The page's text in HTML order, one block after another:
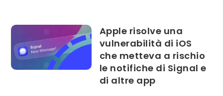
Apple risolve una
vulnerabilità di iOS
che metteva a rischio
le notifiche di Signal e
di altre app